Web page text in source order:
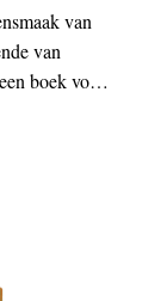
van
van
boek voor